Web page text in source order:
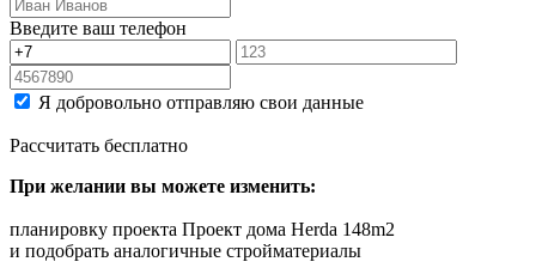
Введите ваш телефон
Я добровольно отправляю свои данные
Рассчитать бесплатно
При желании вы можете изменить:
планировку проекта Проект дома Herda 148m2
и подобрать аналогичные стройматериалы